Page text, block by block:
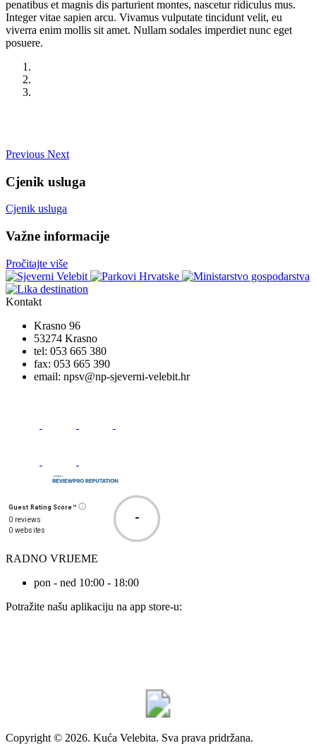
penatibus et magnis dis parturient montes, nascetur ridiculus mus.
Integer vitae sapien arcu. Vivamus vulputate tincidunt velit, eu
viverra enim mollis sit amet. Nullam sodales imperdiet nunc eget
posuere.
Previous Next
Cjenik usluga
Cjenik usluga
Važne informacije
Pročitajte više
Kontakt
Krasno 96
53274 Krasno
tel: 053 665 380
fax: 053 665 390
email: npsv@np-sjeverni-velebit.hr
Guest Rating Score™
0 reviews
0 websites
-
RADNO VRIJEME
pon - ned 10:00 - 18:00
Potražite našu aplikaciju na app store-u:
Copyright © 2026. Kuća Velebita. Sva prava pridržana.